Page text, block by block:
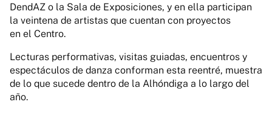
DendAZ o la Sala de Exposiciones, y en ella participan
la veintena de artistas que cuentan con proyectos
en el Centro.
Lecturas performativas, visitas guiadas, encuentros y
espectáculos de danza conforman esta reentré, muestra
de lo que sucede dentro de la Alhóndiga a lo largo del
año.